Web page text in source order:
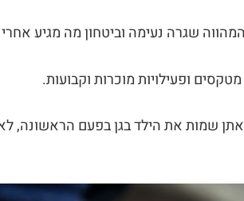
שגרה נעימה וביטחון מה מגיע
ופעילויות מוכרות וקבועות.
שמות את הילד בגן בפעם הראשונה,